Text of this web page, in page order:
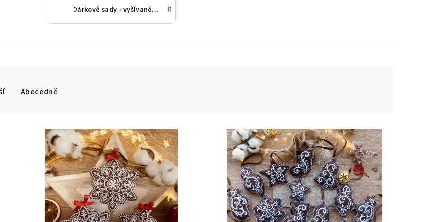
Dárkové sady - vyšívané perníčky
Abecedně